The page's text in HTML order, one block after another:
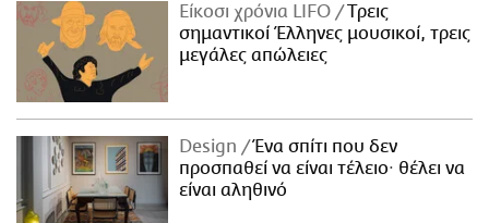
Είκοσι χρόνια LIFO
Tρεις
σημαντικοί Έλληνες μουσικοί, τρεις
μεγάλες απώλειες
Design
Ένα σπίτι που δεν
προσπαθεί να είναι τέλειο· θέλει να
είναι αληθινό